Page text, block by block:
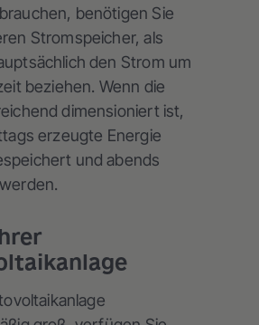
benötigen Sie
Stromspeicher, als
den Strom um
beziehen. Wenn die
dimensioniert ist,
erzeugte Energie
und abends